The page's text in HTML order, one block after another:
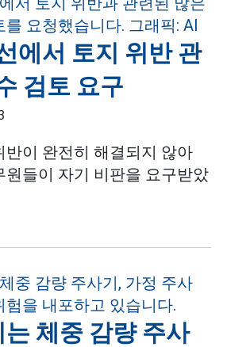
에서 토지 위반 관
검토 요구
반이 완전히 해결되지 않아
원들이 자기 비판을 요구받았
체중 감량 주사